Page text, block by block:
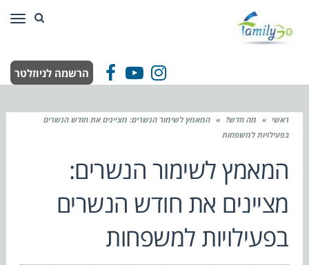
Facebook
YouTube
Instagram הרשמה לניוזלטר
ראשי » מה חדש? » המאמץ לשימור הנשרים: מציינים את חודש הנשרים
בפעילויות למשפחות
המאמץ לשימור הנשרים:
מציינים את חודש הנשרים
בפעילויות למשפחות